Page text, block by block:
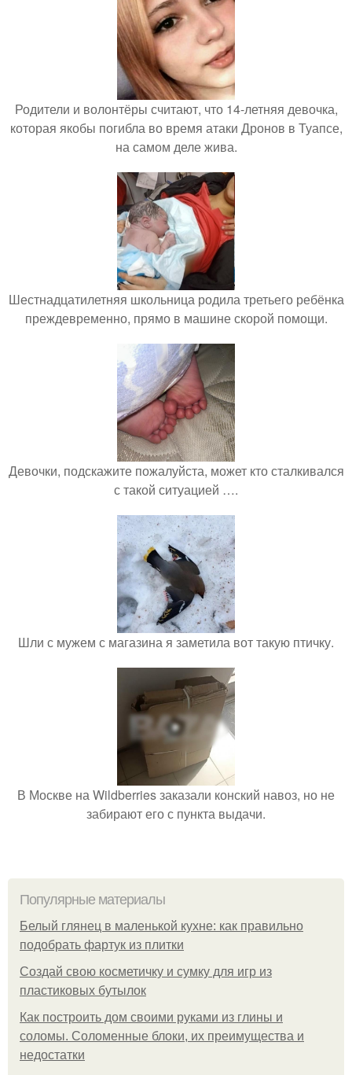
Родители и волонтёры считают, что 14-летняя девочка,
которая якобы погибла во время атаки Дронов в Туапсе,
на самом деле жива.
Шестнадцатилетняя школьница родила третьего ребёнка
преждевременно, прямо в машине скорой помощи.
Девочки, подскажите пожалуйста, может кто сталкивался
с такой ситуацией ….
Шли с мужем с магазина я заметила вот такую птичку.
В Москве на Wildberries заказали конский навоз, но не
забирают его с пункта выдачи.
Популярные материалы
Белый глянец в маленькой кухне: как правильно
подобрать фартук из плитки
Создай свою косметичку и сумку для игр из
пластиковых бутылок
Как построить дом своими руками из глины и
соломы. Соломенные блоки, их преимущества и
недостатки